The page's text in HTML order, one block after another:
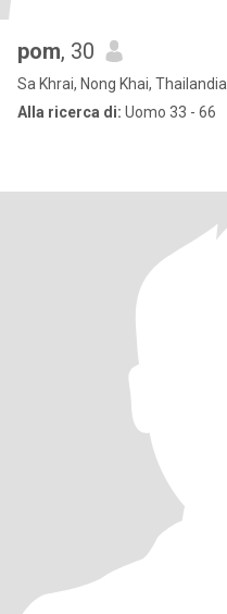
pom, 30
Sa Khrai, Nong Khai, Thailandia
Alla ricerca di: Uomo 33 - 66